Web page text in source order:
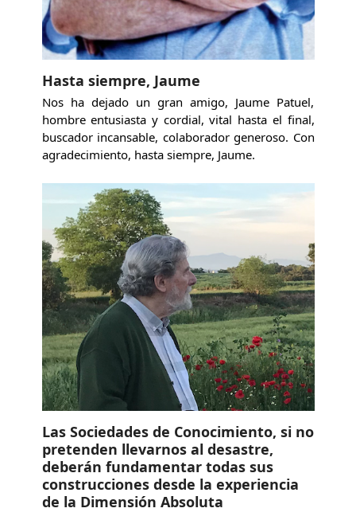
Hasta siempre, Jaume
Nos ha dejado un gran amigo, Jaume Patuel,
hombre entusiasta y cordial, vital hasta el final,
buscador incansable, colaborador generoso. Con
agradecimiento, hasta siempre, Jaume.
Las Sociedades de Conocimiento, si no
pretenden llevarnos al desastre,
deberán fundamentar todas sus
construcciones desde la experiencia
de la Dimensión Absoluta